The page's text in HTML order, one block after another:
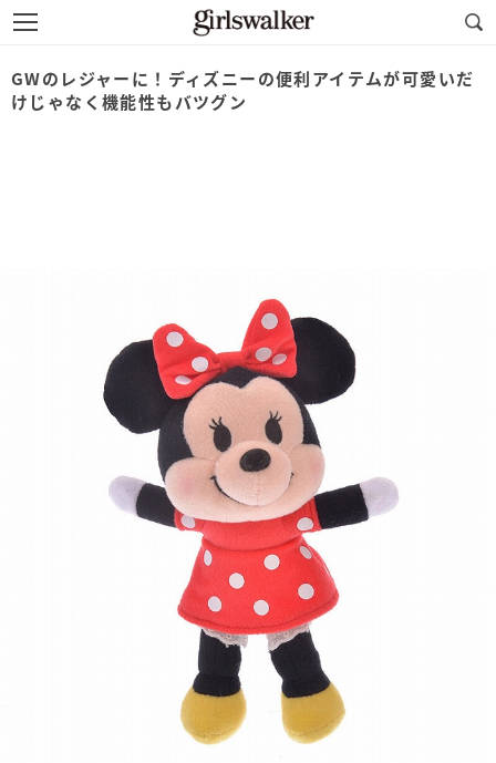
GWのレジャーに！ディズニーの便利アイテムが可愛いだ
けじゃなく機能性もバツグン